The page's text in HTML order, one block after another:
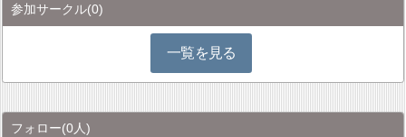
参加サークル(0)
一覧を見る
フォロー(0人)